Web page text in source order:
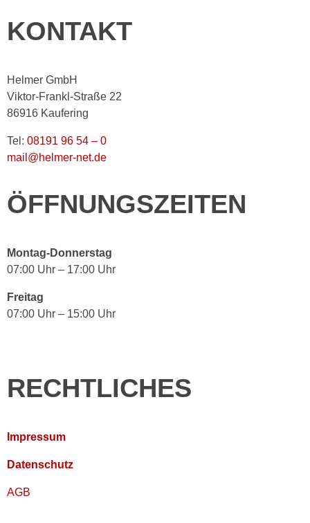
KONTAKT
Helmer GmbH
Viktor-Frankl-Straße 22
86916 Kaufering
Tel: 08191 96 54 – 0
mail@helmer-net.de
ÖFFNUNGSZEITEN
Montag-Donnerstag
07:00 Uhr – 17:00 Uhr
Freitag
07:00 Uhr – 15:00 Uhr
RECHTLICHES
Impressum
Datenschutz
AGB